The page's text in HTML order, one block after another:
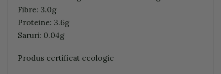
Fibre: 3.0g
Proteine: 3.6g
Saruri: 0.04g
Produs certificat ecologic